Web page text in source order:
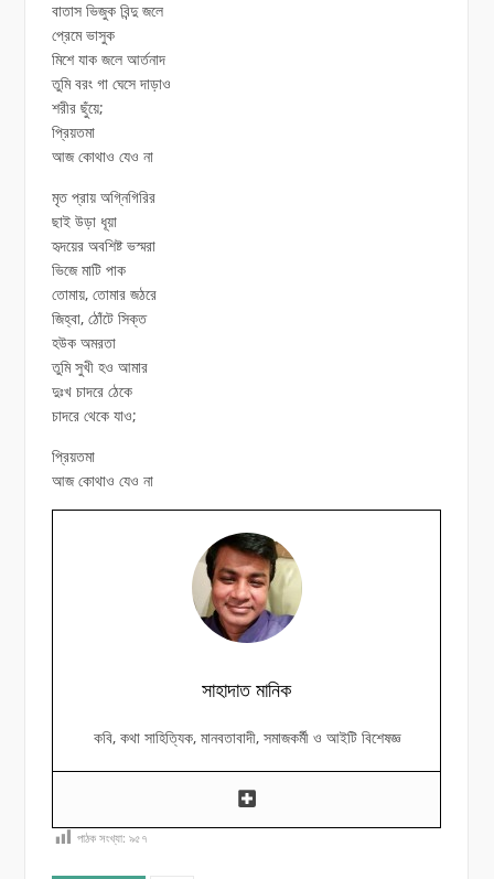
বাতাস ভিজুক বিন্দু জলে
প্রেমে ভাসুক
মিশে যাক জলে আর্তনাদ
তুমি বরং গা ঘেসে দাড়াও
শরীর ছুঁয়ে;
প্রিয়তমা
আজ কোথাও যেও না
মৃত প্রায় অগ্নিগিরির
ছাই উড়া ধূয়া
হৃদয়ের অবশিষ্ট ভস্মরা
ভিজে মাটি পাক
তোমায়, তোমার জঠরে
জিহ্বা, ঠোঁটে সিক্ত
হউক অমরতা
তুমি সুখী হও আমার
দুঃখ চাদরে ঠেকে
চাদরে থেকে যাও;
প্রিয়তমা
আজ কোথাও যেও না
সাহাদাত মানিক
কবি, কথা সাহিত্যিক, মানবতাবাদী, সমাজকর্মী ও আইটি বিশেষজ্ঞ
পাঠক সংখ্যা: ৯৫৭